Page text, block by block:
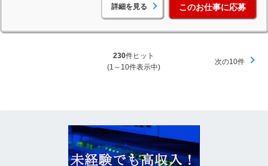
詳細を見る このお仕事に応募
230件ヒット
(1～10件表示中)
次の10件